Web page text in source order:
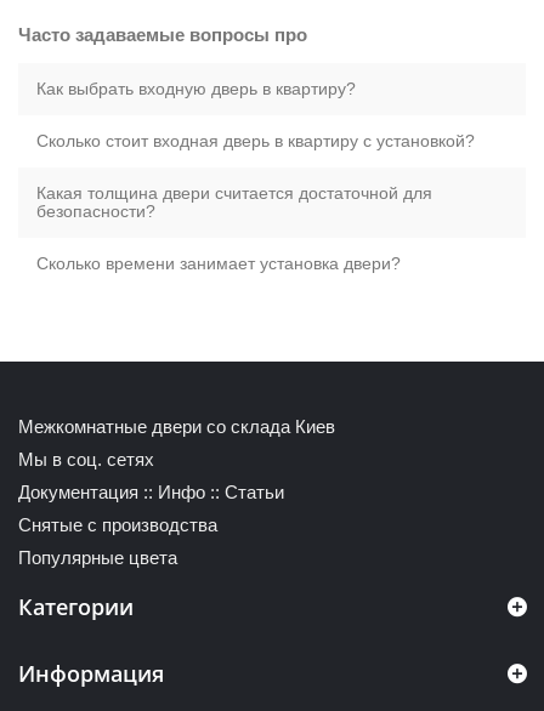
Часто задаваемые вопросы про
Как выбрать входную дверь в квартиру?
Сколько стоит входная дверь в квартиру с установкой?
Какая толщина двери считается достаточной для
безопасности?
Сколько времени занимает установка двери?
Межкомнатные двери со склада Киев
Мы в соц. сетях
Документация :: Инфо :: Статьи
Снятые с производства
Популярные цвета
Категории
Информация